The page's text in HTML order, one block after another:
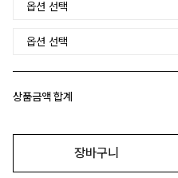
상품금액 합계
장바구니